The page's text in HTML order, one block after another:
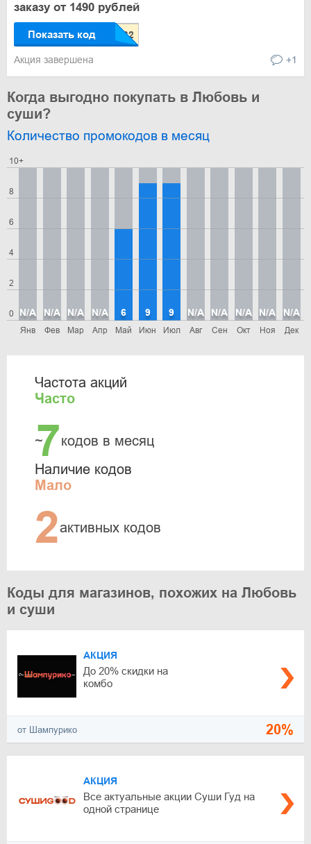
заказу от 1490 рублей
Показать код
Акция завершена +1
Когда выгодно покупать в Любовь и
суши?
Количество промокодов в месяц
0
2
4
6
8
10+
Янв
N/A
Фев
N/A
Мар
N/A
Апр
N/A
Май
6
Июн
9
Июл
9
Авг
N/A
Сен
N/A
Окт
N/A
Ноя
N/A
Дек
N/A
Частота акций
Часто
~
7кодов в месяц
Наличие кодов
Мало
2активных кодов
Коды для магазинов, похожих на Любовь
и суши
АКЦИЯ
До 20% скидки на
комбо
от Шампурико 20%
АКЦИЯ
Все актуальные акции Суши Гуд на
одной странице